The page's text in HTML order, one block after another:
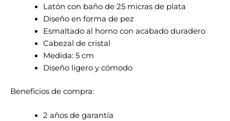
Latón con baño de 25 micras de plata
Diseño en forma de pez
Esmaltado al horno con acabado duradero
Cabezal de cristal
Medida: 5 cm
Diseño ligero y cómodo
Beneficios de compra:
2 años de garantía